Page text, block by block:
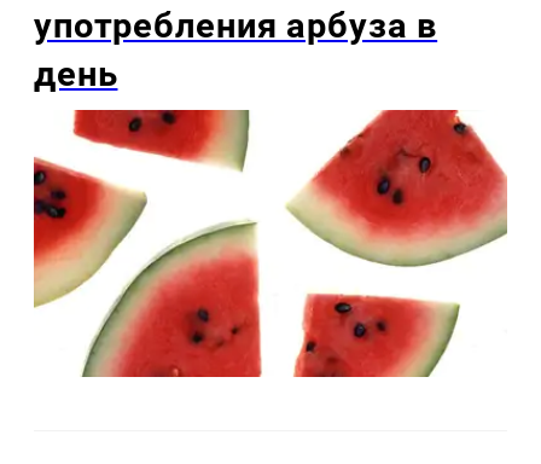
употребления арбуза в
день